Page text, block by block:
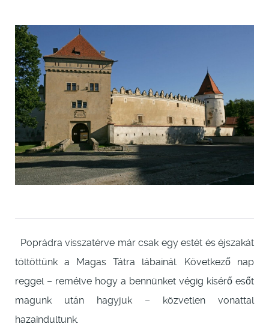
Poprádra visszatérve már csak egy estét és éjszakát
töltöttünk a Magas Tátra lábainál. Következő nap
reggel – remélve hogy a bennünket végig kísérő esőt
magunk után hagyjuk – közvetlen vonattal
hazaindultunk.